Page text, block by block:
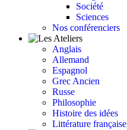
Société
Sciences
Nos conférenciers
Anglais
Allemand
Espagnol
Grec Ancien
Russe
Philosophie
Histoire des idées
Littérature française